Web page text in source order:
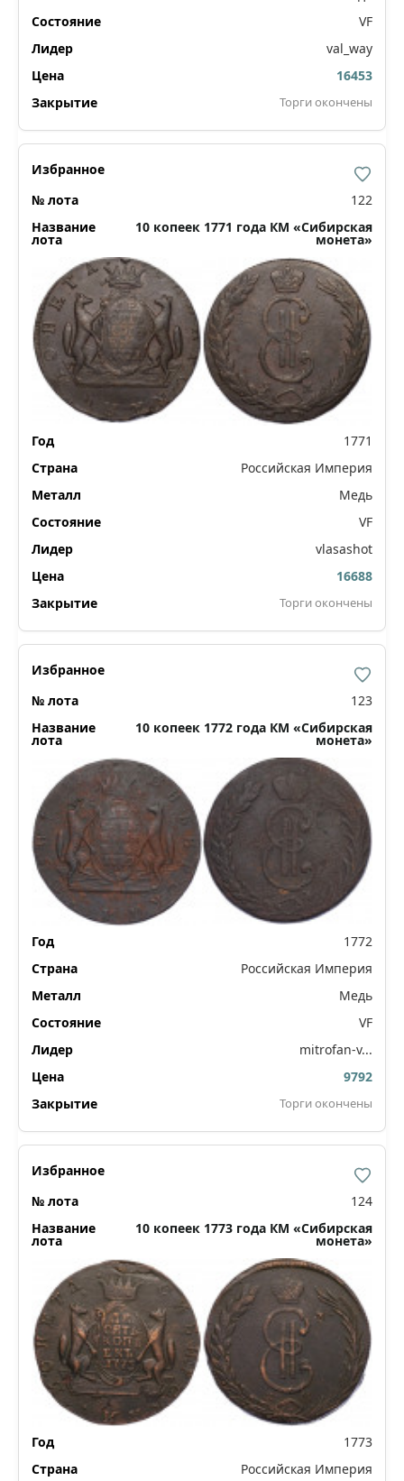
VF
val_way
16453
Торги окончены
122
10 копеек 1771 года КМ «Сибирская
монета»
1771
Российская Империя
Медь
VF
vlasashot
16688
Торги окончены
123
10 копеек 1772 года КМ «Сибирская
монета»
1772
Российская Империя
Медь
VF
mitrofan-v...
9792
Торги окончены
124
10 копеек 1773 года КМ «Сибирская
монета»
1773
Российская Империя